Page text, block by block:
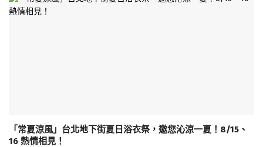
「常夏涼風」台北地下街夏日浴衣祭，邀您沁涼一夏！8/15、
16 熱情相見！